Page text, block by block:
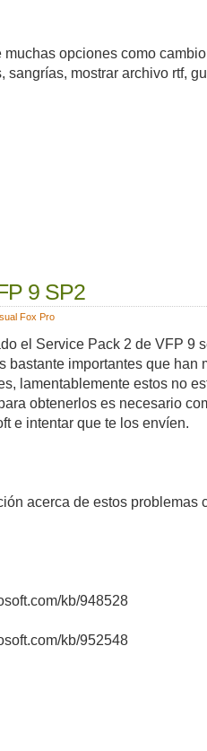
opciones como
sangrías, mostrar archivo rtf,
9 SP2
Fox Pro
el Service Pack 2 de VFP 9
bastante importantes que han
lamentablemente estos no
obtenerlos es necesario
e intentar que te los envíen.
acerca de estos problemas
kb/948528
kb/952548